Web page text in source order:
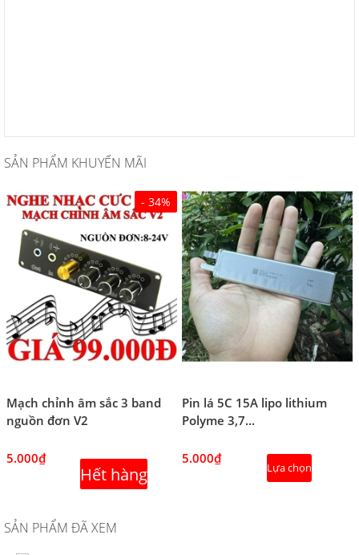
SẢN PHẨM KHUYẾN MÃI
- 34%
Mạch chỉnh âm sắc 3 band
nguồn đơn V2
5.000₫
Hết hàng
Pin lá 5C 15A lipo lithium
Polyme 3,7...
5.000₫
Lựa chọn
SẢN PHẨM ĐÃ XEM